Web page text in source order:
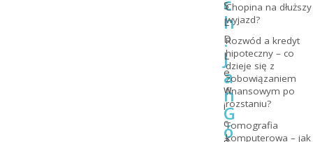
h
.
J
a
n
G
ó
S
L
D
L
e
w
i
c
a
Chopina na dłuższy
wyjazd?
Rozwód a kredyt
hipoteczny – co
dzieje się z
zobowiązaniem
finansowym po
rozstaniu?
Tomografia
komputerowa – jak